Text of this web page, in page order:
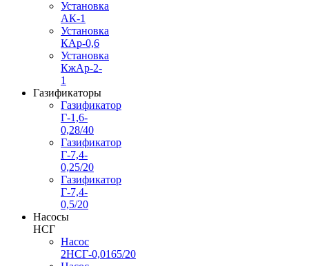
Установка
АК-1
Установка
КАр-0,6
Установка
КжАр-2-
1
Газификаторы
Газификатор
Г-1,6-
0,28/40
Газификатор
Г-7,4-
0,25/20
Газификатор
Г-7,4-
0,5/20
Насосы
НСГ
Насос
2НСГ-0,0165/20